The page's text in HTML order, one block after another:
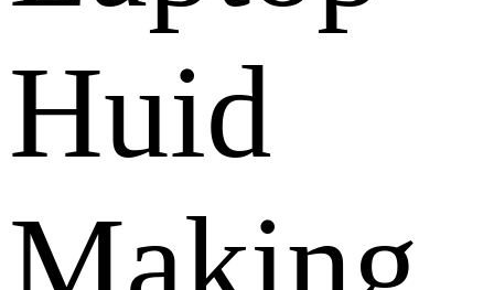
Huid